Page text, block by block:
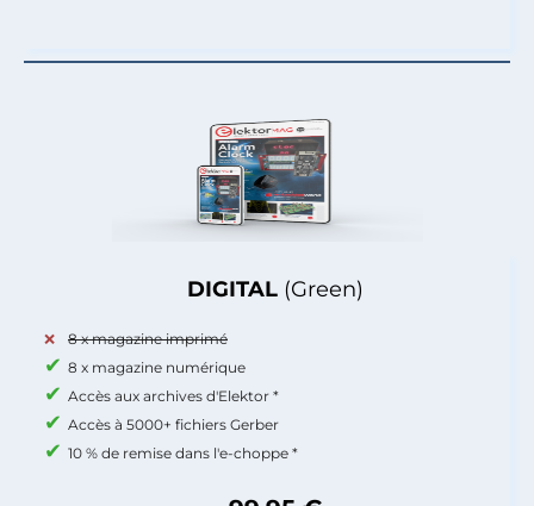
DIGITAL (Green)
8 x magazine imprimé
8 x magazine numérique
Accès aux archives d'Elektor *
Accès à 5000+ fichiers Gerber
10 % de remise dans l'e-choppe *